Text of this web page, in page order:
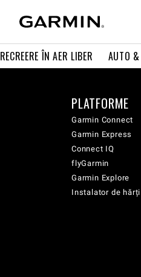
RECREERE ÎN AER LIBER AUTO
PLATFORME
Garmin Connect
Garmin Express
Connect IQ
flyGarmin
Garmin Explore
Instalator de